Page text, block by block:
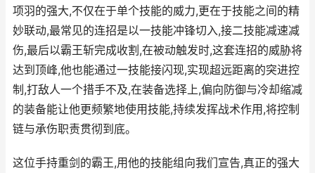
项羽的强大,不仅在于单个技能的威力,更在于技能之间的精
妙联动,最常见的连招是以一技能冲锋切入,接二技能减速减
伤,最后以霸王斩完成收割,在被动触发时,这套连招的威胁将
达到顶峰,他也能通过一技能接闪现,实现超远距离的突进控
制,打敌人一个措手不及,在装备选择上,偏向防御与冷却缩减
的装备能让他更频繁地使用技能,持续发挥战术作用,将控制
链与承伤职责贯彻到底。
这位手持重剑的霸王,用他的技能组向我们宣告,真正的强大